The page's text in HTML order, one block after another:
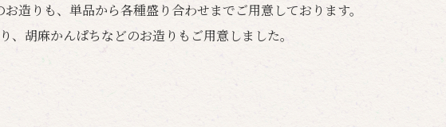
造りも、単品から各種盛り合わせまでご用意しております。
、胡麻かんぱちなどのお造りもご用意しました。